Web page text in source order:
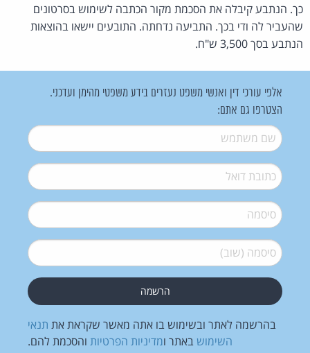
כך. הנתבע קיבלה את הסכמת מקור הכתבה לשימוש בסרטונים
שהעביר לה ודי בכך. התביעה נדחתה. התובעים יישאו בהוצאות
הנתבע בסך 3,500 ש"ח.
אלפי עורכי דין ואנשי משפט נעזרים בידע משפטי מהימן ועדכני.
הצטרפו גם אתם:
שם משתמש*
דואל*
סיסמה*
סיסמה (שוב)*
בהרשמה לאתר ובשימוש בו אתה מאשר שקראת את תנאי
השימוש באתר ומדיניות הפרטיות והסכמת להם.